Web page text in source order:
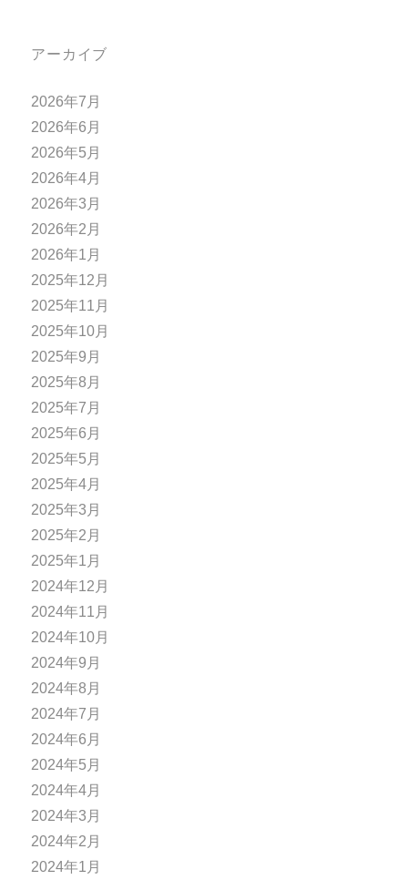
アーカイブ
2026年7月
2026年6月
2026年5月
2026年4月
2026年3月
2026年2月
2026年1月
2025年12月
2025年11月
2025年10月
2025年9月
2025年8月
2025年7月
2025年6月
2025年5月
2025年4月
2025年3月
2025年2月
2025年1月
2024年12月
2024年11月
2024年10月
2024年9月
2024年8月
2024年7月
2024年6月
2024年5月
2024年4月
2024年3月
2024年2月
2024年1月